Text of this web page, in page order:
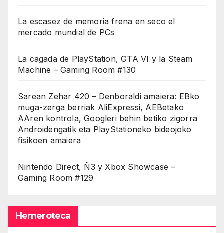
La escasez de memoria frena en seco el
mercado mundial de PCs
La cagada de PlayStation, GTA VI y la Steam
Machine – Gaming Room #130
Sarean Zehar 420 – Denboraldi amaiera: EBko
muga-zerga berriak AliExpressi, AEBetako
AAren kontrola, Googleri behin betiko zigorra
Androidengatik eta PlayStationeko bideojoko
fisikoen amaiera
Nintendo Direct, Ñ3 y Xbox Showcase –
Gaming Room #129
Hemeroteca